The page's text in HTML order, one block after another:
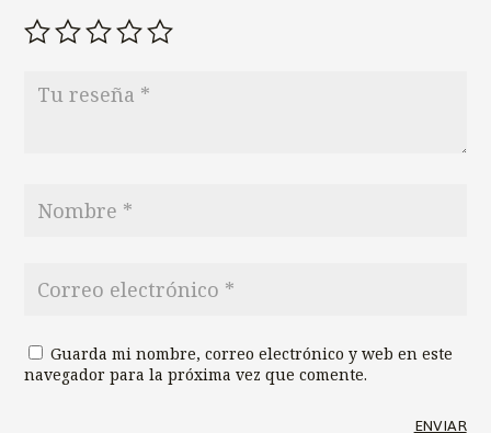
Guarda mi nombre, correo electrónico y web en este
navegador para la próxima vez que comente.
ENVIAR